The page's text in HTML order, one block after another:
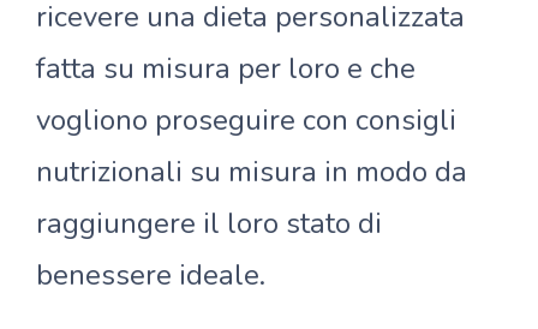
ricevere una dieta personalizzata
fatta su misura per loro e che
vogliono proseguire con consigli
nutrizionali su misura in modo da
raggiungere il loro stato di
benessere ideale.